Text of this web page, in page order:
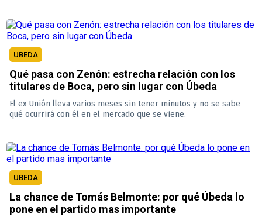
UBEDA
Qué pasa con Zenón: estrecha relación con los
titulares de Boca, pero sin lugar con Úbeda
El ex Unión lleva varios meses sin tener minutos y no se sabe
qué ocurrirá con él en el mercado que se viene.
UBEDA
La chance de Tomás Belmonte: por qué Úbeda lo
pone en el partido mas importante